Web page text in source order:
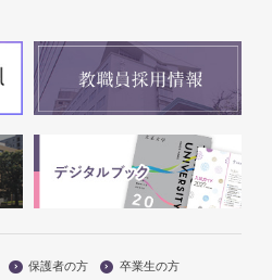
保護者の方
卒業生の方